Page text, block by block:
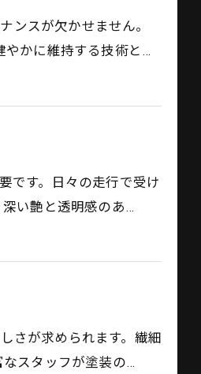
ンスが欠かせません。
やかに維持する技術と…
です。日々の走行で受け
い艶と透明感のあ…
さが求められます。繊細
スタッフが塗装の…